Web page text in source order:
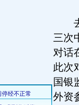
去
三次
对话
此次
国银
外资